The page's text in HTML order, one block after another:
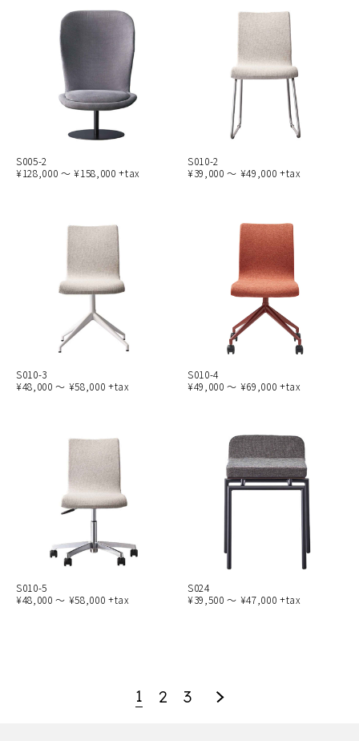
S005-2
¥128,000 ～ ¥158,000 +tax
S010-2
¥39,000 ～ ¥49,000 +tax
S010-3
¥48,000 ～ ¥58,000 +tax
S010-4
¥49,000 ～ ¥69,000 +tax
S010-5
¥48,000 ～ ¥58,000 +tax
S024
¥39,500 ～ ¥47,000 +tax
1 2 3